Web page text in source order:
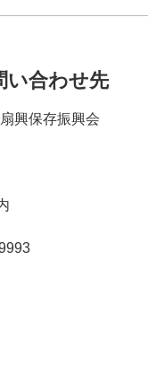
い合わせ先
興保存振興会